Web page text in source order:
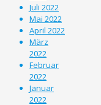
Juli 2022
Mai 2022
April 2022
März
2022
Februar
2022
Januar
2022